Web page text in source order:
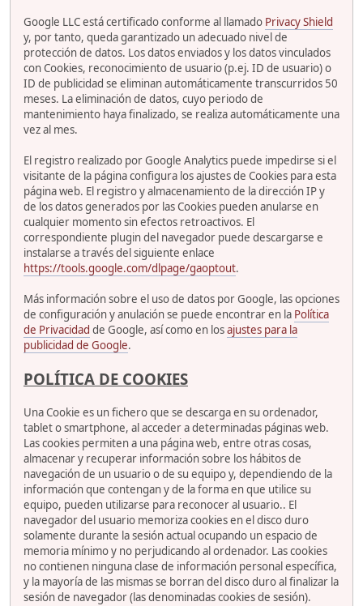
Google LLC está certificado conforme al llamado Privacy Shield
y, por tanto, queda garantizado un adecuado nivel de
protección de datos. Los datos enviados y los datos vinculados
con Cookies, reconocimiento de usuario (p.ej. ID de usuario) o
ID de publicidad se eliminan automáticamente transcurridos 50
meses. La eliminación de datos, cuyo periodo de
mantenimiento haya finalizado, se realiza automáticamente una
vez al mes.
El registro realizado por Google Analytics puede impedirse si el
visitante de la página configura los ajustes de Cookies para esta
página web. El registro y almacenamiento de la dirección IP y
de los datos generados por las Cookies pueden anularse en
cualquier momento sin efectos retroactivos. El
correspondiente plugin del navegador puede descargarse e
instalarse a través del siguiente enlace
https://tools.google.com/dlpage/gaoptout.
Más información sobre el uso de datos por Google, las opciones
de configuración y anulación se puede encontrar en la Política
de Privacidad de Google, así como en losajustes para la
publicidad de Google.
POLÍTICA DE COOKIES
Una Cookie es un fichero que se descarga en su ordenador,
tablet o smartphone, al acceder a determinadas páginas web.
Las cookies permiten a una página web, entre otras cosas,
almacenar y recuperar información sobre los hábitos de
navegación de un usuario o de su equipo y, dependiendo de la
información que contengan y de la forma en que utilice su
equipo, pueden utilizarse para reconocer al usuario.. El
navegador del usuario memoriza cookies en el disco duro
solamente durante la sesión actual ocupando un espacio de
memoria mínimo y no perjudicando al ordenador. Las cookies
no contienen ninguna clase de información personal específica,
y la mayoría de las mismas se borran del disco duro al finalizar la
sesión de navegador (las denominadas cookies de sesión).